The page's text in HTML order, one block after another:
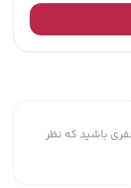
باشید که نظر